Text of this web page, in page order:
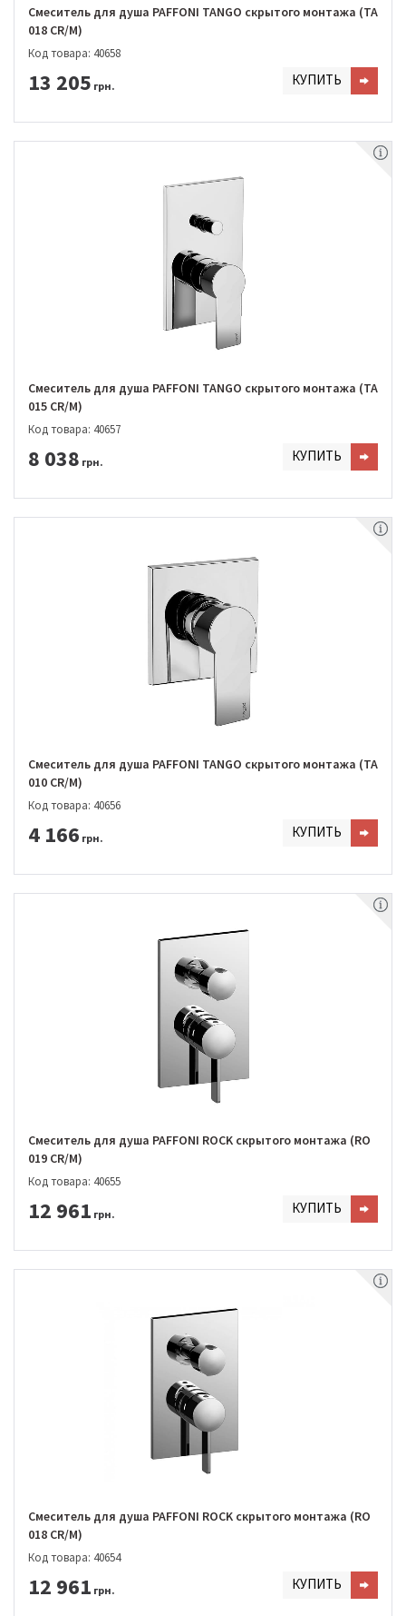
Смеситель для душа PAFFONI TANGO скрытого монтажа (TA
018 CR/M)
Код товара: 40658
13 205 грн. КУПИТЬ
Смеситель для душа PAFFONI TANGO скрытого монтажа (TA
015 CR/M)
Код товара: 40657
8 038 грн. КУПИТЬ
Смеситель для душа PAFFONI TANGO скрытого монтажа (TA
010 CR/M)
Код товара: 40656
4 166 грн. КУПИТЬ
Смеситель для душа PAFFONI ROCK скрытого монтажа (RO
019 CR/M)
Код товара: 40655
12 961 грн. КУПИТЬ
Смеситель для душа PAFFONI ROCK скрытого монтажа (RO
018 CR/M)
Код товара: 40654
12 961 грн. КУПИТЬ